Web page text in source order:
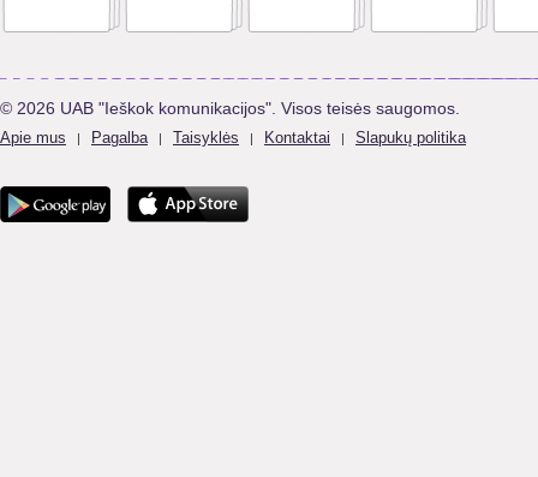
© 2026 UAB "Ieškok komunikacijos". Visos teisės saugomos.
Apie mus | Pagalba | Taisyklės | Kontaktai | Slapukų politika